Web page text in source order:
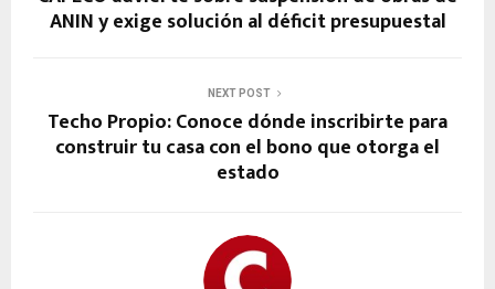
ANIN y exige solución al déficit presupuestal
NEXT POST
Techo Propio: Conoce dónde inscribirte para
construir tu casa con el bono que otorga el
estado